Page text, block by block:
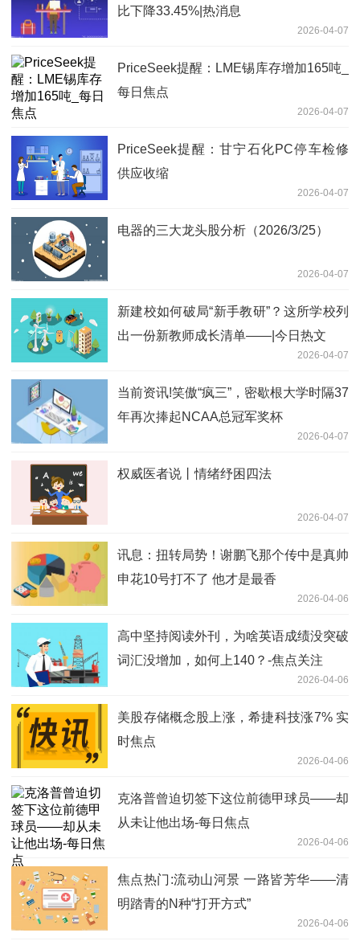
比下降33.45%|热消息
2026-04-07
PriceSeek提醒：LME锡库存增加165吨_
每日焦点
2026-04-07
PriceSeek提醒：甘宁石化PC停车检修
供应收缩
2026-04-07
电器的三大龙头股分析（2026/3/25）
2026-04-07
新建校如何破局“新手教研”？这所学校列
出一份新教师成长清单——|今日热文
2026-04-07
当前资讯!笑傲“疯三”，密歇根大学时隔37
年再次捧起NCAA总冠军奖杯
2026-04-07
权威医者说丨情绪纾困四法
2026-04-07
讯息：扭转局势！谢鹏飞那个传中是真帅
申花10号打不了 他才是最香
2026-04-06
高中坚持阅读外刊，为啥英语成绩没突破
词汇没增加，如何上140？-焦点关注
2026-04-06
美股存储概念股上涨，希捷科技涨7% 实
时焦点
2026-04-06
克洛普曾迫切签下这位前德甲球员——却
从未让他出场-每日焦点
2026-04-06
焦点热门:流动山河景 一路皆芳华——清
明踏青的N种“打开方式”
2026-04-06